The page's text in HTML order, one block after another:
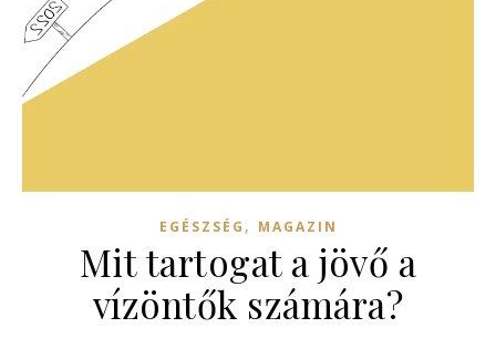
EGÉSZSÉG , MAGAZIN
Mit tartogat a jövő a
vízöntők számára?